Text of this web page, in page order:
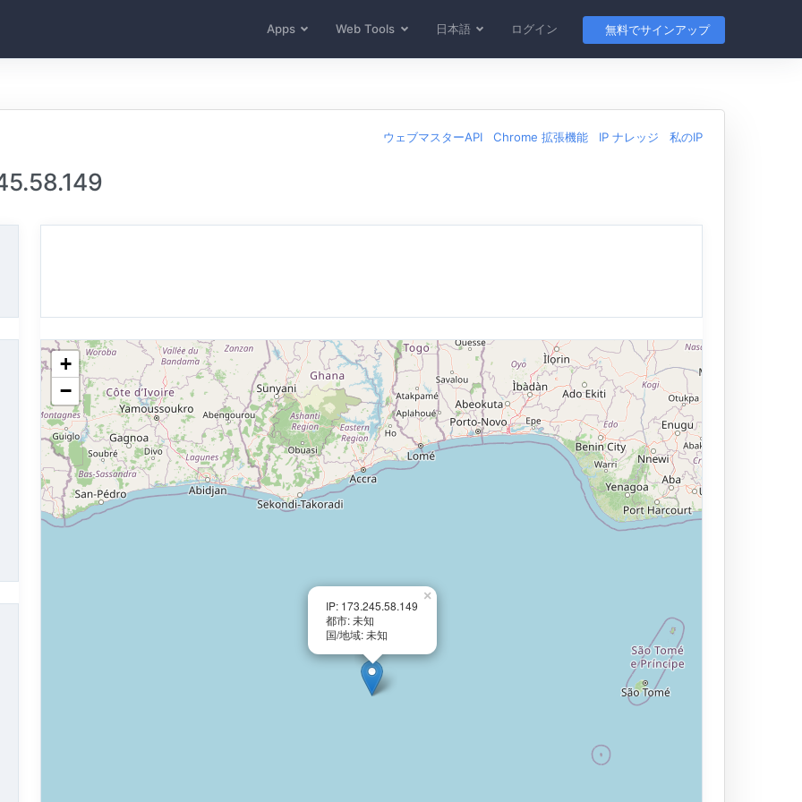
Apps Web Tools 日本語 ログイン 無料でサインアップ
ウェブマスターAPI Chrome 拡張機能 IP ナレッジ 私のIP
IP: 173.245.58.149
都市: 未知
国/地域: 未知
×
+
−